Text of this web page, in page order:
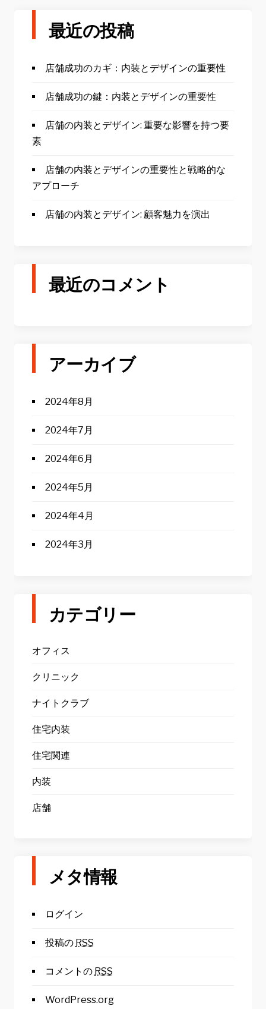
最近の投稿
店舗成功のカギ：内装とデザインの重要性
店舗成功の鍵：内装とデザインの重要性
店舗の内装とデザイン: 重要な影響を持つ要
素
店舗の内装とデザインの重要性と戦略的な
アプローチ
店舗の内装とデザイン: 顧客魅力を演出
最近のコメント
アーカイブ
2024年8月
2024年7月
2024年6月
2024年5月
2024年4月
2024年3月
カテゴリー
オフィス
クリニック
ナイトクラブ
住宅内装
住宅関連
内装
店舗
メタ情報
ログイン
投稿の RSS
コメントの RSS
WordPress.org